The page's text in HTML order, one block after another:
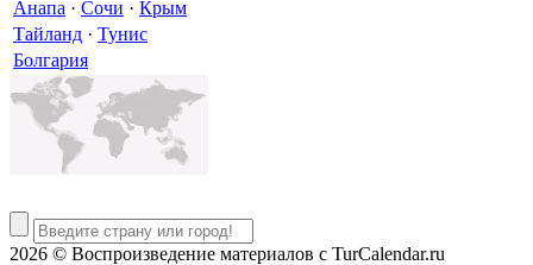
Анапа · Сочи · Крым
Тайланд · Тунис
Болгария
2026 © Воспроизведение материалов c TurCalendar.ru